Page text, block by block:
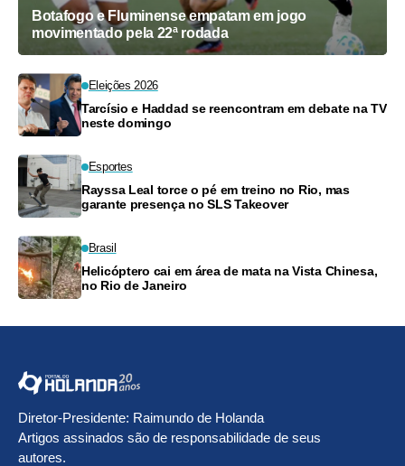
Botafogo e Fluminense empatam em jogo
movimentado pela 22ª rodada
Eleições 2026
Tarcísio e Haddad se reencontram em debate na TV
neste domingo
Esportes
Rayssa Leal torce o pé em treino no Rio, mas
garante presença no SLS Takeover
Brasil
Helicóptero cai em área de mata na Vista Chinesa,
no Rio de Janeiro
Diretor-Presidente: Raimundo de Holanda
Artigos assinados são de responsabilidade de seus
autores.